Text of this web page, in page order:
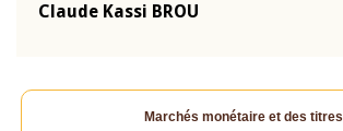
Claude Kassi BROU
Marchés monétaire et des titres